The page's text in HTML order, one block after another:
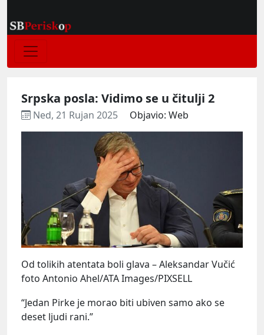
Srpska posla: Vidimo se u čitulji 2
Ned, 21 Rujan 2025 Objavio: Web
Od tolikih atentata boli glava – Aleksandar Vučić
foto Antonio Ahel/ATA Images/PIXSELL
“Jedan Pirke je morao biti ubiven samo ako se
deset ljudi rani.”